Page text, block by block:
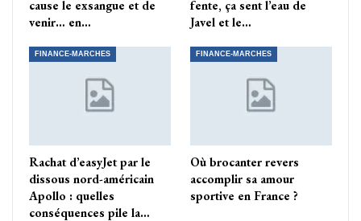
cause le exsangue et de
venir… en…
fente, ça sent l’eau de
Javel et le…
FINANCE-MARCHES
Rachat d’easyJet par le
dissous nord-américain
Apollo : quelles
conséquences pile la…
FINANCE-MARCHES
Où brocanter revers
accomplir sa amour
sportive en France ?